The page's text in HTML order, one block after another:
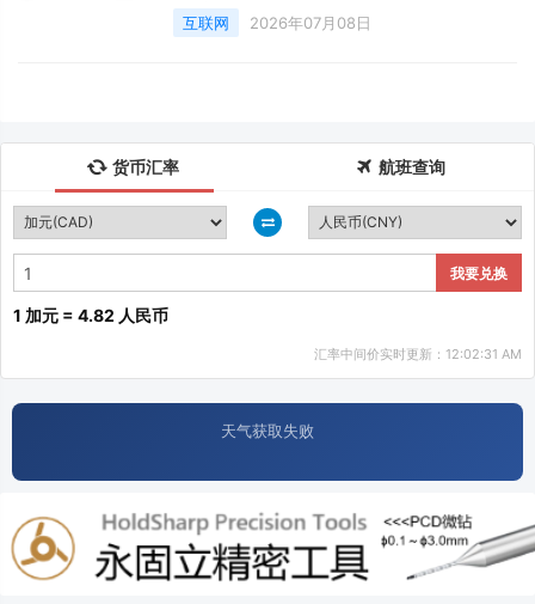
英伟达股价在美股盘前应声下跌超1.6%，开盘
后跌幅一度扩大至2.2%左右。
互联网 2026年07月08日
货币汇率 航班查询
我要兑换
1 加元 = 4.82 人民币
汇率中间价实时更新：12:02:31 AM
天气获取失败